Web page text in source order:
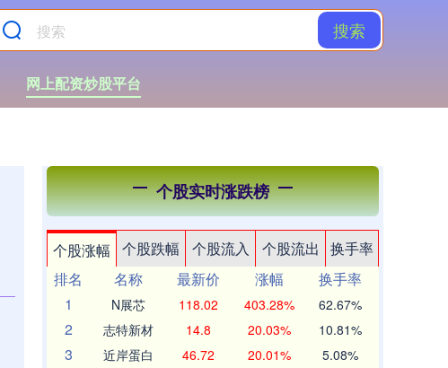
搜索
网上配资炒股平台
个股实时涨跌榜
个股涨幅 个股跌幅 个股流入 个股流出
换手率
排名
名称 最新价 涨幅
换手率
1
N展芯 118.02 403.28% 62.67%
2 志特新材 14.8 20.03% 10.81%
3 近岸蛋白 46.72 20.01% 5.08%